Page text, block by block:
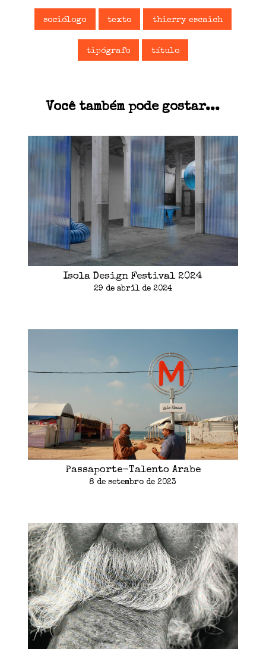
sociólogo texto thierry escaich
tipógrafo título
Você também pode gostar...
Isola Design Festival 2024
29 de abril de 2024
Passaporte-Talento Arabe
8 de setembro de 2023